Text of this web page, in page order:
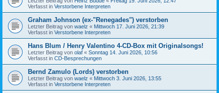
Verfasst in Verstorbene Interpreten
Graham Johnson (ex-"Renegades") verstorben
Letzter Beitrag von waelz « Mittwoch 17. Juni 2026, 21:39
Verfasst in Verstorbene Interpreten
Hans Blum / Henry Valentino 4-CD-Box mit Originalsongs!
Letzter Beitrag von olaf « Sonntag 14. Juni 2026, 10:56
Verfasst in CD-Besprechungen
Bernd Zamulo (Lords) verstorben
Letzter Beitrag von waelz « Mittwoch 3. Juni 2026, 13:55
Verfasst in Verstorbene Interpreten